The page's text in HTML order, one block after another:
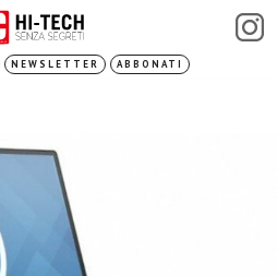
NEWSLETTER ABBONATI